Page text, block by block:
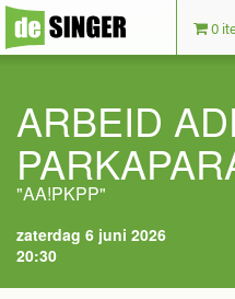
0
ARBEID
"AA!PKPP"
zaterdag 6 juni 2026
20:30